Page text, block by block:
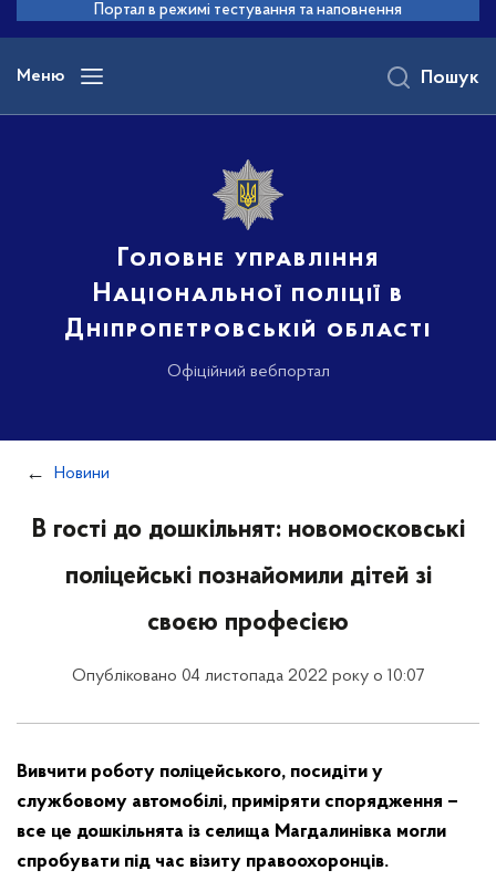
основного
вмісту
Портал в режимі тестування та наповнення
Меню
Головне управління
Національної поліції в
Дніпропетровській області
Офіційний вебпортал
Пошук
Новини
В гості до дошкільнят: новомосковські
поліцейські познайомили дітей зі
своєю професією
Опубліковано 04 листопада 2022 року о 10:07
Вивчити роботу поліцейського, посидіти у
службовому автомобілі, приміряти спорядження –
все це дошкільнята із селища Магдалинівка могли
спробувати під час візиту правоохоронців.